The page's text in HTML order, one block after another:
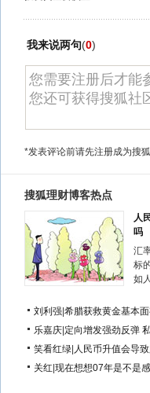
我来说两句(0)
*发表评论前请先注册成为搜
搜狐理财博客热点
人
吗
汇
标
如
刘利强 希腊获救黄金基本
乐嘉庆 定向增发强劲反弹
笑看红绿 人民币升值会导
关红 现在想想07年是不是